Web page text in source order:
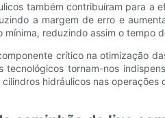
também contribuíram para a
a margem de erro e
reduzindo assim o tempo
crítico na otimização
tornam-nos
hidráulicos nas